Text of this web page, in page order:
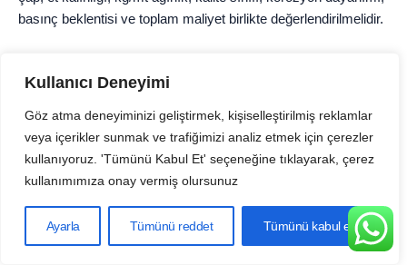
Kullanıcı Deneyimi
Göz atma deneyiminizi geliştirmek, kişiselleştirilmiş reklamlar
veya içerikler sunmak ve trafiğimizi analiz etmek için çerezler
kullanıyoruz. 'Tümünü Kabul Et' seçeneğine tıklayarak, çerez
kullanımımıza onay vermiş olursunuz
Ayarla Tümünü reddet Tümünü kabul et
basınç beklentisi ve toplam maliyet birlikte değerlendirilmelidir.
ST52 çekme boru ile ST37 boru farkı: seçim yapılırken dış
çap, et kalınlığı, kg/mt ağırlık, kalite sınıfı, korozyon dayanımı,
basınç beklentisi ve toplam maliyet birlikte değerlendirilmelidir.
Paslanmaz çelik çekme boru ile çelik çekme boru farkı
Paslanmaz çelik çekme boru ile çelik çekme boru farkı: seçim
yapılırken dış çap, et kalınlığı, kg/mt ağırlık, kalite sınıfı,
korozyon dayanımı, basınç beklentisi ve toplam maliyet birlikte